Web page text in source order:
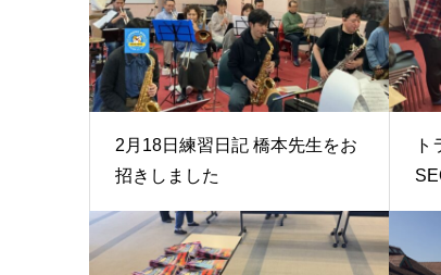
2月18日練習日記 橋本先生をお
招きしました